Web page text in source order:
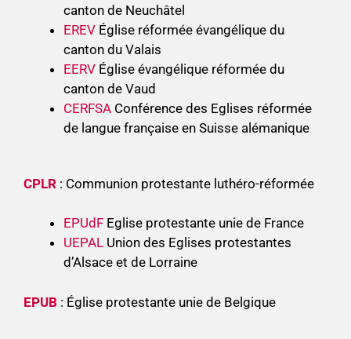
canton de Neuchâtel
EREV Église réformée évangélique du
canton du Valais
EERV Église évangélique réformée du
canton de Vaud
CERFSA Conférence des Eglises réformée
de langue française en Suisse alémanique
CPLR : Communion protestante luthéro-réformée
EPUdF Eglise protestante unie de France
UEPAL Union des Eglises protestantes
d’Alsace et de Lorraine
EPUB : Église protestante unie de Belgique